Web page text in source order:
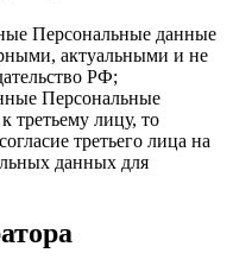
Персональные данные
актуальными и не
РФ;
Персональные
третьему лицу, то
третьего лица на
данных для